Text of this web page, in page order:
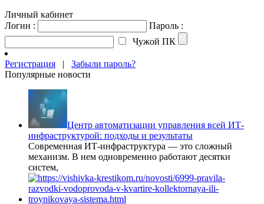
Личный кабинет
Логин :
Пароль :
Чужой ПК
Регистрация | Забыли пароль?
Популярные новости
Центр автоматизации управления всей ИТ-
инфраструктурой: подходы и результаты
Современная ИТ-инфраструктура — это сложный
механизм. В нем одновременно работают десятки
систем,